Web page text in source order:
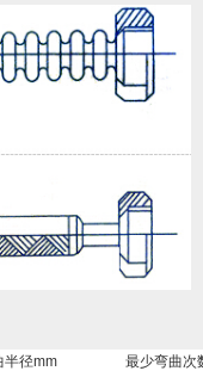
半径mm
最少弯曲次